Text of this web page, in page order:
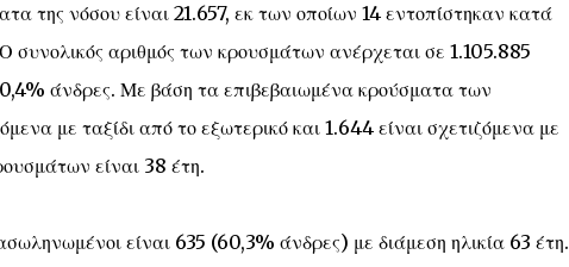
της νόσου είναι 21.657, εκ των οποίων 14 εντοπίστηκαν κατά
συνολικός αριθμός των κρουσμάτων ανέρχεται σε 1.105.885
άνδρες. Με βάση τα επιβεβαιωμένα κρούσματα των
με ταξίδι από το εξωτερικό και 1.644 είναι σχετιζόμενα με
είναι 38 έτη.
είναι 635 (60,3% άνδρες) με διάμεση ηλικία 63 έτη.